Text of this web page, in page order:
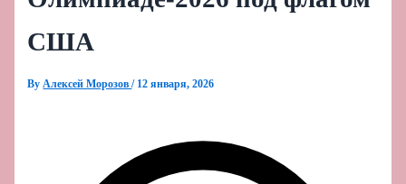
США
ByАлексей Морозов/ 12 января, 2026